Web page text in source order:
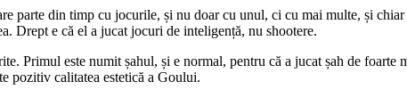
parte din timp cu jocurile, și nu doar cu unul, ci cu mai multe, și
Drept e că el a jucat jocuri de inteligență, nu shootere.
Primul este numit șahul, și e normal, pentru că a jucat șah de
pozitiv calitatea estetică a Goului.